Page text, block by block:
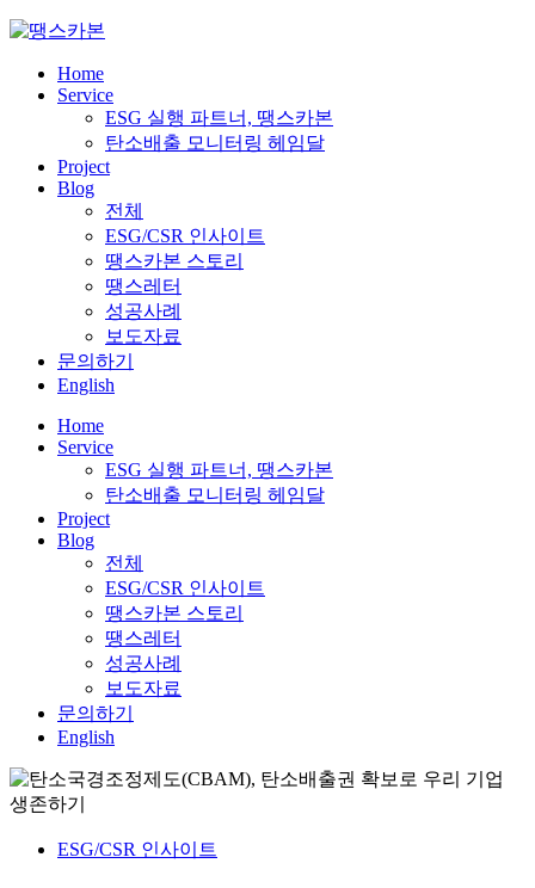
Skip
contentHome
Service
ESG 실행 파트너, 땡스카본
탄소배출 모니터링 헤임달
Project
Blog
전체
ESG/CSR 인사이트
땡스카본 스토리
땡스레터
성공사례
보도자료
문의하기
English
Home
Service
ESG 실행 파트너, 땡스카본
탄소배출 모니터링 헤임달
Project
Blog
전체
ESG/CSR 인사이트
땡스카본 스토리
땡스레터
성공사례
보도자료
문의하기
English
ESG/CSR 인사이트